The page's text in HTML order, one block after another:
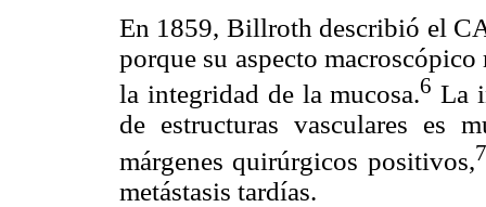
En 1859, Billroth describió el
porque su aspecto
la integridad de la mucosa.6 La
de estructuras vasculares es
márgenes quirúrgicos positivos,
metástasis tardías.